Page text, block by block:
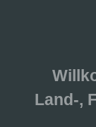
Land-,